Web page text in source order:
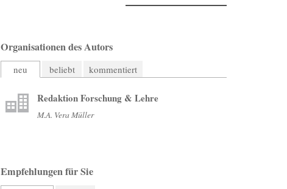
Organisationen des Autors
neu beliebt kommentiert
Redaktion Forschung & Lehre
M.A. Vera Müller
Empfehlungen für Sie